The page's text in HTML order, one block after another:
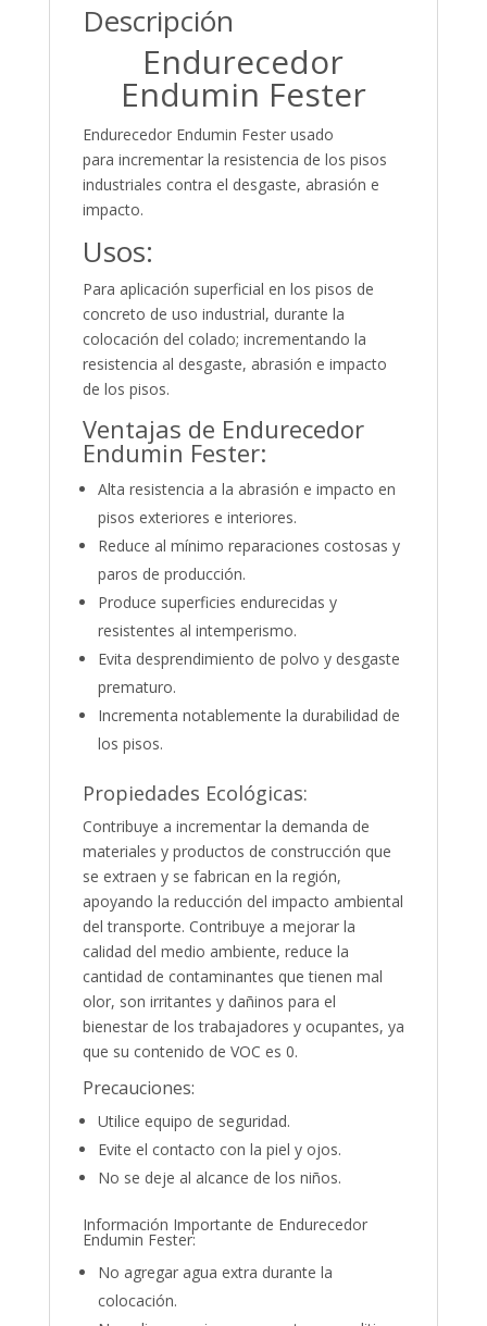
Descripción
Endurecedor
Endumin Fester
Endurecedor Endumin Fester usado
para incrementar la resistencia de los pisos
industriales contra el desgaste, abrasión e
impacto.
Usos:
Para aplicación superficial en los pisos de
concreto de uso industrial, durante la
colocación del colado; incrementando la
resistencia al desgaste, abrasión e impacto
de los pisos.
Ventajas de Endurecedor
Endumin Fester:
Alta resistencia a la abrasión e impacto en
pisos exteriores e interiores.
Reduce al mínimo reparaciones costosas y
paros de producción.
Produce superficies endurecidas y
resistentes al intemperismo.
Evita desprendimiento de polvo y desgaste
prematuro.
Incrementa notablemente la durabilidad de
los pisos.
Propiedades Ecológicas:
Contribuye a incrementar la demanda de
materiales y productos de construcción que
se extraen y se fabrican en la región,
apoyando la reducción del impacto ambiental
del transporte. Contribuye a mejorar la
calidad del medio ambiente, reduce la
cantidad de contaminantes que tienen mal
olor, son irritantes y dañinos para el
bienestar de los trabajadores y ocupantes, ya
que su contenido de VOC es 0.
Precauciones:
Utilice equipo de seguridad.
Evite el contacto con la piel y ojos.
No se deje al alcance de los niños.
Información Importante de Endurecedor
Endumin Fester:
No agregar agua extra durante la
colocación.